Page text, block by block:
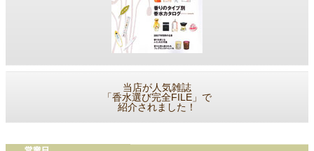
当店が人気雑誌
「香水選び完全FILE」で
紹介されました！